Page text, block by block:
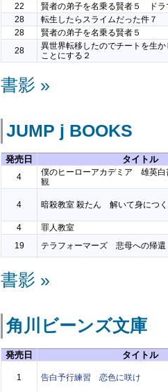
22
賢者の弟子を名乗る賢者５ ドラ
28
転生したらスライムだった件７
28
賢者の弟子を名乗る賢者５
28
異世界転移したのでチートを生
ことにする２
書影 »
JUMP j BOOKS
発売日 タイトル
4
僕のヒーローアカデミア 雄英
観
4 暗殺教室 殺たん 解いて身につ
4
罪人教室
19
テラフォーマーズ 悲母への帰還
書影 »
角川ビーンズ文庫
発売日 タイトル
1 告白予行練習 恋色に咲け